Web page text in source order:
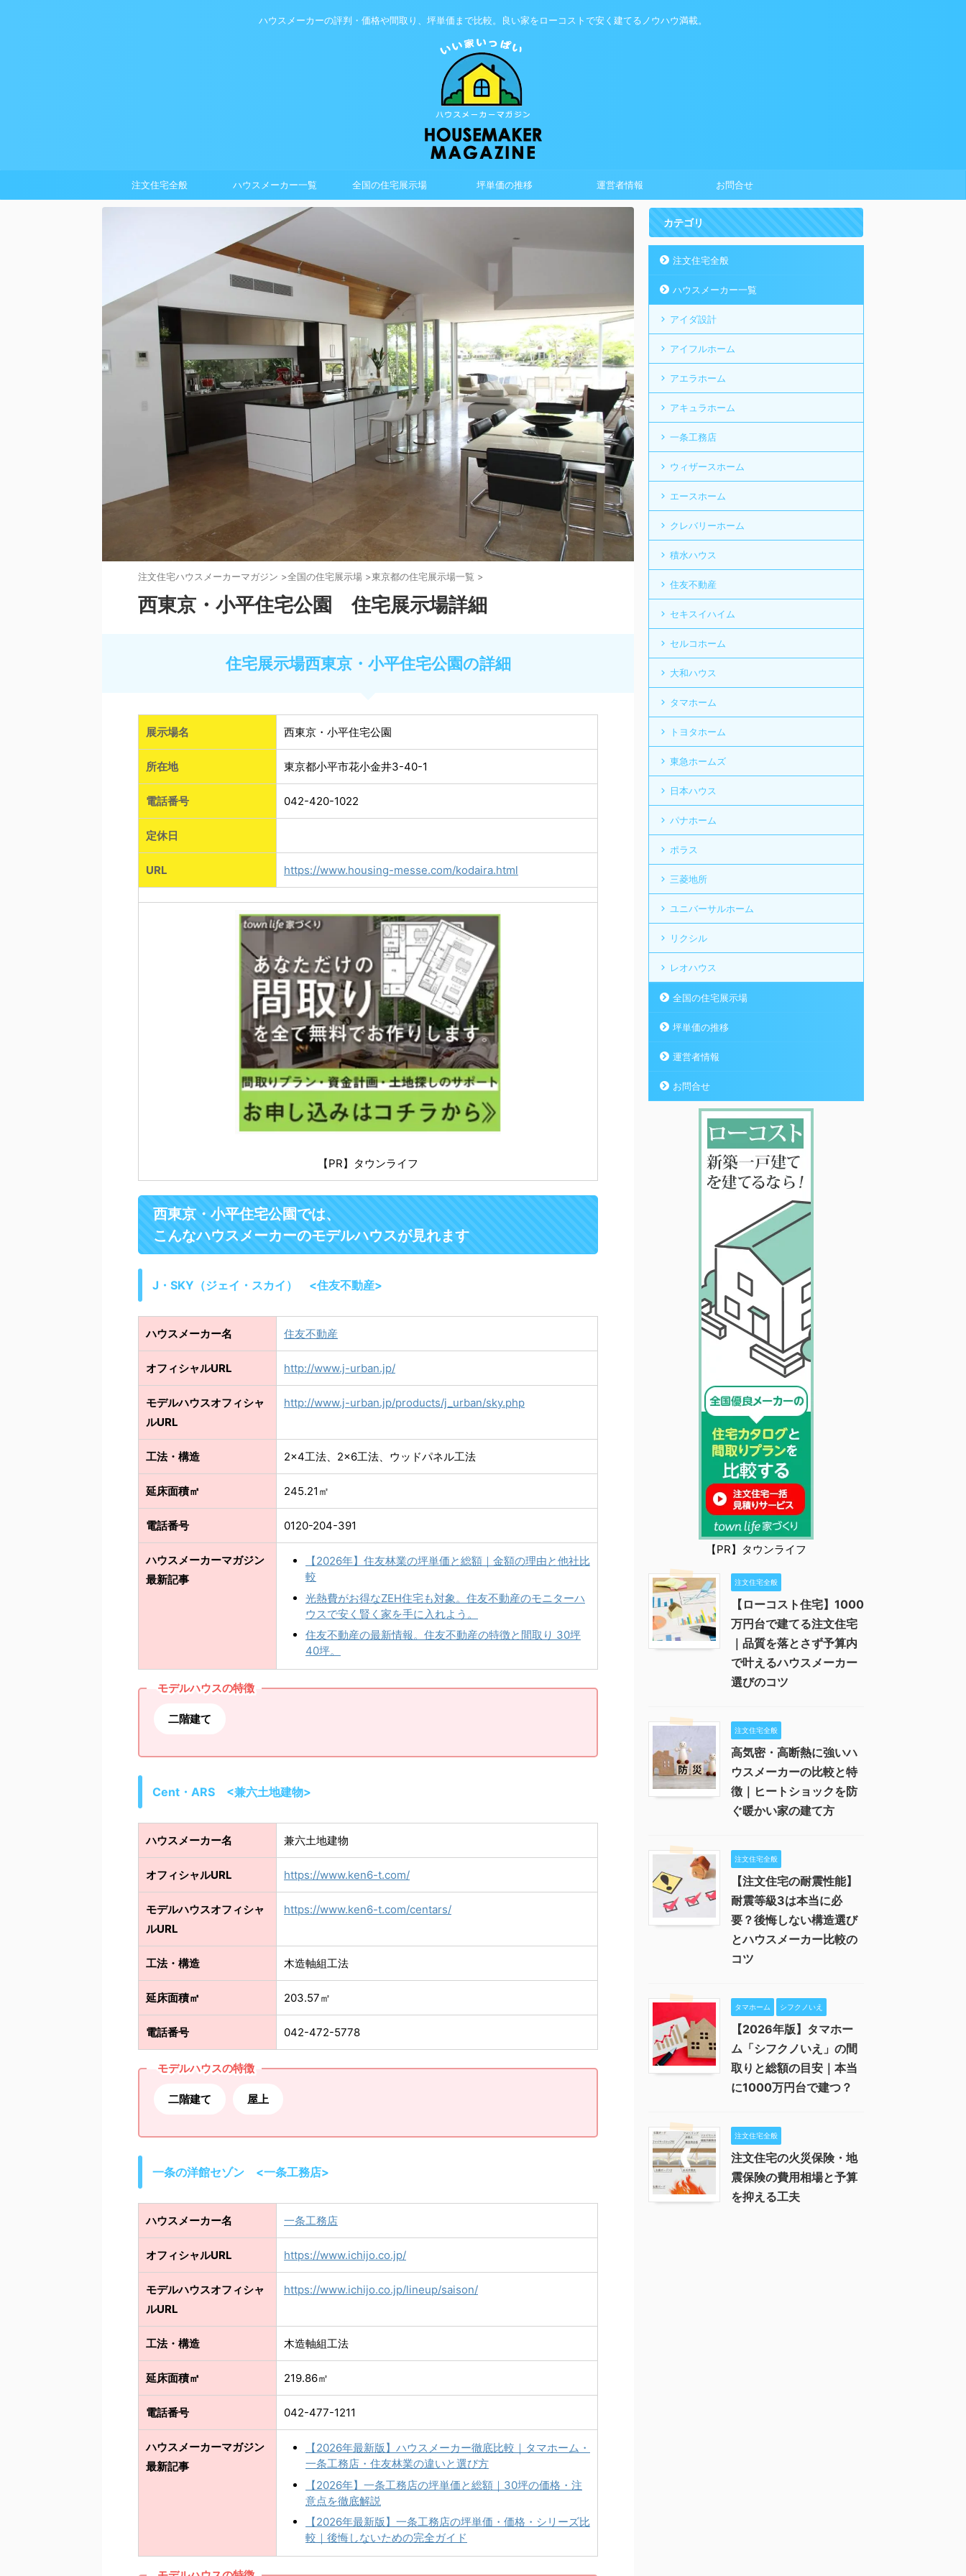
ハウスメーカーの評判・価格や間取り、坪単価まで比較。良い家をローコストで安く建てるノウハウ満載。
注文住宅全般 ハウスメーカー一覧 全国の住宅展示場 坪単価の推移 運営者情報 お問合せ
注文住宅ハウスメーカーマガジン >全国の住宅展示場 >東京都の住宅展示場一覧 >
西東京・小平住宅公園 住宅展示場詳細
住宅展示場西東京・小平住宅公園の詳細
展示場名 西東京・小平住宅公園
所在地 東京都小平市花小金井3-40-1
電話番号 042-420-1022
定休日
URL https://www.housing-messe.com/kodaira.html
【PR】タウンライフ
西東京・小平住宅公園では、
こんなハウスメーカーのモデルハウスが見れます
J・SKY（ジェイ・スカイ） <住友不動産>
ハウスメーカー名 住友不動産
オフィシャルURL http://www.j-urban.jp/
モデルハウスオフィシャ
ルURL
http://www.j-urban.jp/products/j_urban/sky.php
工法・構造 2×4工法、2×6工法、ウッドパネル工法
延床面積㎡ 245.21㎡
電話番号 0120-204-391
ハウスメーカーマガジン
最新記事
【2026年】住友林業の坪単価と総額｜金額の理由と他社比
較
光熱費がお得なZEH住宅も対象。住友不動産のモニターハ
ウスで安く賢く家を手に入れよう。
住友不動産の最新情報。住友不動産の特徴と間取り 30坪
40坪。
モデルハウスの特徴
二階建て
Cent・ARS <兼六土地建物>
ハウスメーカー名 兼六土地建物
オフィシャルURL https://www.ken6-t.com/
モデルハウスオフィシャ
ルURL
https://www.ken6-t.com/centars/
工法・構造 木造軸組工法
延床面積㎡ 203.57㎡
電話番号 042-472-5778
モデルハウスの特徴
二階建て 屋上
一条の洋館セゾン <一条工務店>
ハウスメーカー名 一条工務店
オフィシャルURL https://www.ichijo.co.jp/
モデルハウスオフィシャ
ルURL
https://www.ichijo.co.jp/lineup/saison/
工法・構造 木造軸組工法
延床面積㎡ 219.86㎡
電話番号 042-477-1211
ハウスメーカーマガジン
最新記事
【2026年最新版】ハウスメーカー徹底比較｜タマホーム・
一条工務店・住友林業の違いと選び方
【2026年】一条工務店の坪単価と総額｜30坪の価格・注
意点を徹底解説
【2026年最新版】一条工務店の坪単価・価格・シリーズ比
較｜後悔しないための完全ガイド
カテゴリ
注文住宅全般
ハウスメーカー一覧
アイダ設計
アイフルホーム
アエラホーム
アキュラホーム
一条工務店
ウィザースホーム
エースホーム
クレバリーホーム
積水ハウス
住友不動産
セキスイハイム
セルコホーム
大和ハウス
タマホーム
トヨタホーム
東急ホームズ
日本ハウス
パナホーム
ポラス
三菱地所
ユニバーサルホーム
リクシル
レオハウス
全国の住宅展示場
坪単価の推移
運営者情報
お問合せ
【PR】タウンライフ
注文住宅全般
【ローコスト住宅】1000
万円台で建てる注文住宅
｜品質を落とさず予算内
で叶えるハウスメーカー
選びのコツ
注文住宅全般
高気密・高断熱に強いハ
ウスメーカーの比較と特
徴｜ヒートショックを防
ぐ暖かい家の建て方
注文住宅全般
【注文住宅の耐震性能】
耐震等級3は本当に必
要？後悔しない構造選び
とハウスメーカー比較の
コツ
タマホーム シフクノいえ
【2026年版】タマホー
ム「シフクノいえ」の間
取りと総額の目安｜本当
に1000万円台で建つ？
注文住宅全般
注文住宅の火災保険・地
震保険の費用相場と予算
を抑える工夫